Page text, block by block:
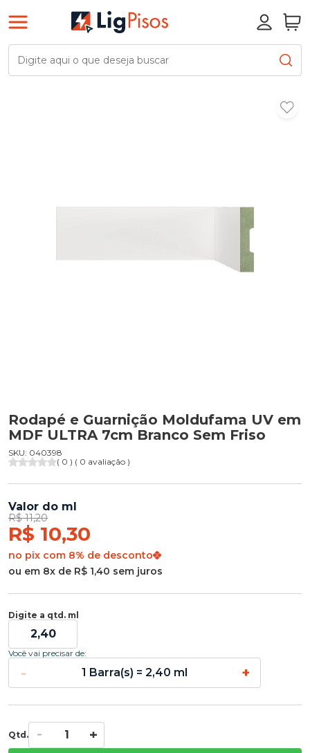
Rodapé e Guarnição Moldufama UV em
MDF ULTRA 7cm Branco Sem Friso
SKU: 040398
( 0 ) ( 0 avaliação )
Valor do ml
R$ 11,20
R$ 10,30
no pix com 8% de desconto
ou em 8x de R$ 1,40 sem juros
Digite a qtd. ml
Você vai precisar de:
- 1 Barra(s) = 2,40 ml +
Qtd.